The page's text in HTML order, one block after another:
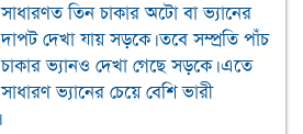
সাধারণত তিন চাকার অটো বা ভ্যানের
দাপট দেখা যায় সড়কে। তবে সম্প্রতি পাঁচ
চাকার ভ্যানও দেখা গেছে সড়কে। এতে
সাধারণ ভ্যানের চেয়ে বেশি ভারী